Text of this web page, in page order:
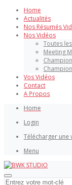
Home
Actualités
Nos Résumés
Nos Vidéos
Toutes
Meeting
Vos Vidéos
Contact
A Propos
Home
Login
Télécharger une
Menu